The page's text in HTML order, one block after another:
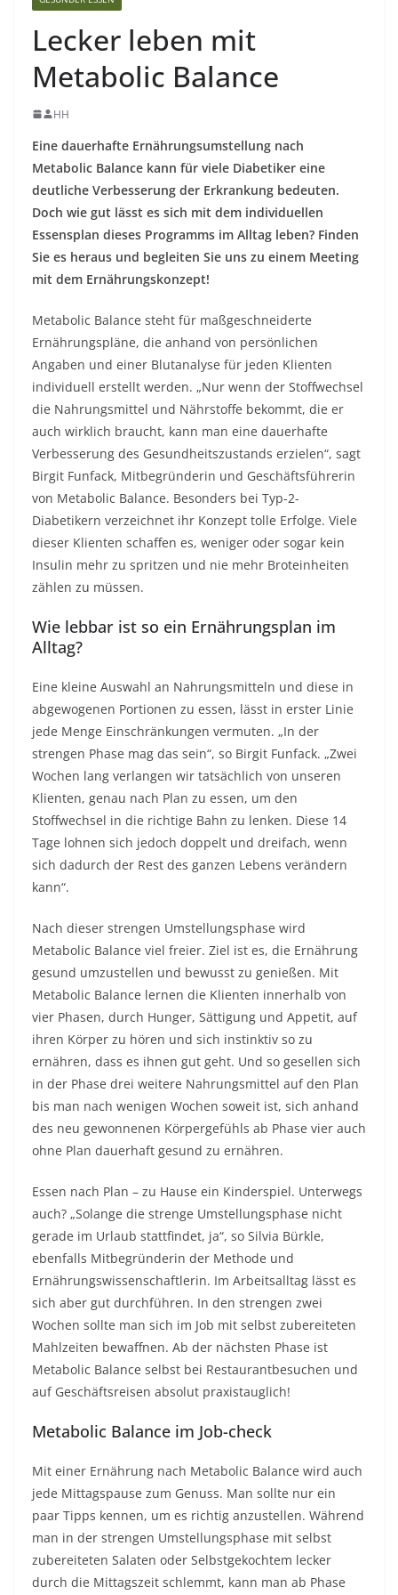
Lecker leben mit
Metabolic Balance
HH
Eine dauerhafte Ernährungsumstellung nach
Metabolic Balance kann für viele Diabetiker eine
deutliche Verbesserung der Erkrankung bedeuten.
Doch wie gut lässt es sich mit dem individuellen
Essensplan dieses Programms im Alltag leben? Finden
Sie es heraus und begleiten Sie uns zu einem Meeting
mit dem Ernährungskonzept!
Metabolic Balance steht für maßgeschneiderte
Ernährungspläne, die anhand von persönlichen
Angaben und einer Blutanalyse für jeden Klienten
individuell erstellt werden. „Nur wenn der Stoffwechsel
die Nahrungsmittel und Nährstoffe bekommt, die er
auch wirklich braucht, kann man eine dauerhafte
Verbesserung des Gesundheitszustands erzielen“, sagt
Birgit Funfack, Mitbegründerin und Geschäftsführerin
von Metabolic Balance. Besonders bei Typ-2-
Diabetikern verzeichnet ihr Konzept tolle Erfolge. Viele
dieser Klienten schaffen es, weniger oder sogar kein
Insulin mehr zu spritzen und nie mehr Broteinheiten
zählen zu müssen.
Wie lebbar ist so ein Ernährungsplan im
Alltag?
Eine kleine Auswahl an Nahrungsmitteln und diese in
abgewogenen Portionen zu essen, lässt in erster Linie
jede Menge Einschränkungen vermuten. „In der
strengen Phase mag das sein“, so Birgit Funfack. „Zwei
Wochen lang verlangen wir tatsächlich von unseren
Klienten, genau nach Plan zu essen, um den
Stoffwechsel in die richtige Bahn zu lenken. Diese 14
Tage lohnen sich jedoch doppelt und dreifach, wenn
sich dadurch der Rest des ganzen Lebens verändern
kann“.
Nach dieser strengen Umstellungsphase wird
Metabolic Balance viel freier. Ziel ist es, die Ernährung
gesund umzustellen und bewusst zu genießen. Mit
Metabolic Balance lernen die Klienten innerhalb von
vier Phasen, durch Hunger, Sättigung und Appetit, auf
ihren Körper zu hören und sich instinktiv so zu
ernähren, dass es ihnen gut geht. Und so gesellen sich
in der Phase drei weitere Nahrungsmittel auf den Plan
bis man nach wenigen Wochen soweit ist, sich anhand
des neu gewonnenen Körpergefühls ab Phase vier auch
ohne Plan dauerhaft gesund zu ernähren.
Essen nach Plan – zu Hause ein Kinderspiel. Unterwegs
auch? „Solange die strenge Umstellungsphase nicht
gerade im Urlaub stattfindet, ja“, so Silvia Bürkle,
ebenfalls Mitbegründerin der Methode und
Ernährungswissenschaftlerin. Im Arbeitsalltag lässt es
sich aber gut durchführen. In den strengen zwei
Wochen sollte man sich im Job mit selbst zubereiteten
Mahlzeiten bewaffnen. Ab der nächsten Phase ist
Metabolic Balance selbst bei Restaurantbesuchen und
auf Geschäftsreisen absolut praxistauglich!
Metabolic Balance im Job-check
Mit einer Ernährung nach Metabolic Balance wird auch
jede Mittagspause zum Genuss. Man sollte nur ein
paar Tipps kennen, um es richtig anzustellen. Während
man in der strengen Umstellungsphase mit selbst
zubereiteten Salaten oder Selbstgekochtem lecker
durch die Mittagszeit schlemmt, kann man ab Phase